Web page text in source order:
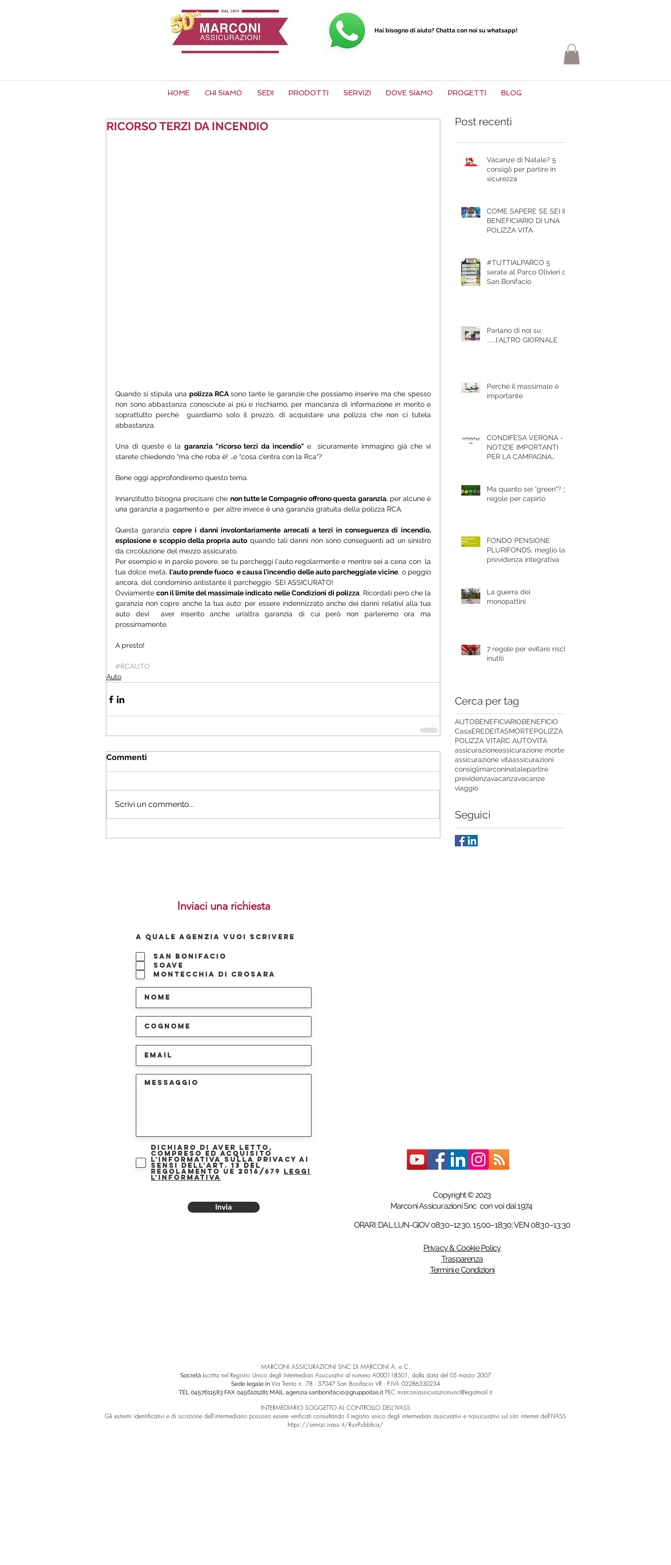
Hai bisogno di aiuto? Chatta con noi su whatsapp!
HOME CHI SIAMO SEDI PRODOTTI SERVIZI DOVE SIAMO PROGETTI BLOG
RICORSO TERZI DA INCENDIO
Quando si stipula una polizza RCA sono tante le garanzie che possiamo inserire ma che spesso
non sono abbastanza conosciute ai più e rischiamo, per mancanza di informazione in merito e
soprattutto perché  guardiamo solo il prezzo, di acquistare una polizza che non ci tutela
abbastanza.
Una di queste è la garanzia "ricorso terzi da incendio" e  sicuramente immagino già che vi
starete chiedendo "ma che roba è! …e “cosa c’entra con la Rca"?
Bene oggi approfondiremo questo tema.
Innanzitutto bisogna precisare che non tutte le Compagnie offrono questa garanzia, per alcune è
una garanzia a pagamento e  per altre invece è una garanzia gratuita della polizza RCA.
Questa garanzia copre i danni involontariamente arrecati a terzi in conseguenza di incendio,
esplosione e scoppio della propria auto quando tali danni non sono conseguenti ad un sinistro
da circolazione del mezzo assicurato.
Per esempio e in parole povere, se tu parcheggi l'auto regolarmente e mentre sei a cena con  la
tua dolce metà, l'auto prende fuoco  e causa l'incendio delle auto parcheggiate vicine, o peggio
ancora, del condominio antistante il parcheggio  SEI ASSICURATO!
Ovviamente con il limite del massimale indicato nelle Condizioni di polizza. Ricordati però che la
garanzia non copre anche la tua auto: per essere indennizzato anche dei danni relativi alla tua
auto devi  aver inserito anche un’altra garanzia di cui però non parleremo ora ma
prossimamente.
A presto!
#RCAUTO
Auto
Commenti
Scrivi un commento...
Post recenti
Vacanze di Natale? 5
consigli per partire in
sicurezza
COME SAPERE SE SEI IL
BENEFICIARIO DI UNA
POLIZZA VITA
#TUTTIALPARCO 5
serate al Parco Olivieri di
San Bonifacio
Parlano di noi su
......l'ALTRO GIORNALE
Perché il massimale è
importante
CONDIFESA VERONA -
NOTIZIE IMPORTANTI
PER LA CAMPAGNA
Ma quanto sei “green"? 3
regole per capirlo
FONDO PENSIONE
PLURIFONDS: meglio la
previdenza integrativa
La guerra dei
monopattini
7 regole per evitare rischi
inutili
Cerca per tag
AUTOBENEFICIARIOBENEFICIO
CasaEREDEITASMORTEPOLIZZA
POLIZZA VITARC AUTOVITA
assicurazioneassicurazione morte
assicurazione vitaassicurazioni
consiglimarconinatalepartire
previdenzavacanzavacanze
viaggio
Seguici
Inviaci una richiesta
A QUALE AGENZIA VUOI SCRIVERE
San Bonifacio
Soave
Montecchia di Crosara
Dichiaro di aver letto,
compreso ed acquisito
l'informativa sulla privacy ai
sensi dell'art. 13 del
Regolamento UE 2016/679 Leggi
l'informativa
Invia
Copyright © 2023
Marconi Assicurazioni Snc con voi dal 1974
ORARI: DAL LUN-GIOV 08:30–12:30, 15:00–18:30; VEN 08:30–13:30
Privacy & Cookie Policy
Trasparenza
Termini e Condizioni
MARCONI ASSICURAZIONI SNC DI MARCONI A. e C.
Società iscritta nel Registro Unico degli Intermediari Assicurativi al numero A000118501, dalla data del 05 marzo 2007
Sede legale in Via Trento n. 78 - 37047 San Bonifacio VR - P.IVA 02286330234
TEL 0457611583 FAX 0456101281 MAIL agenzia.sanbonifacio@gruppoitas.it PEC marconiassicurazionisnc@legalmail.it
INTERMEDIARIO SOGGETTO AL CONTROLLO DELL'IVASS
Gli estremi identificativi e di iscrizione dell’intermediario possono essere verificati consultando il registro unico degli intermediari assicurativi e riassicurativi sul sito internet dell’IVASS
https://servizi.ivass.it/RuirPubblica/